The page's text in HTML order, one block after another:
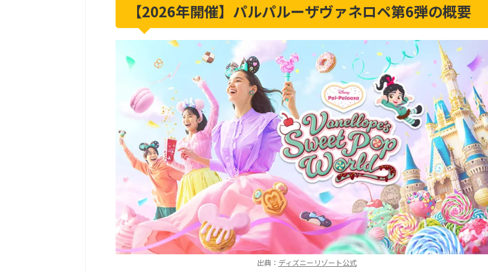
【2026年開催】パルパルーザヴァネロペ第6弾の概要
出典： ディズニーリゾート公式